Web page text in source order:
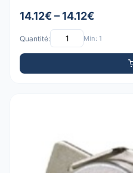
14.12€ – 14.12€
Quantité: Min: 1